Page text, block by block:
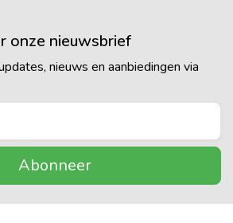
onze nieuwsbrief
nieuws en aanbiedingen via
Abonneer